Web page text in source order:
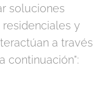
soluciones
y
a través
continuación":